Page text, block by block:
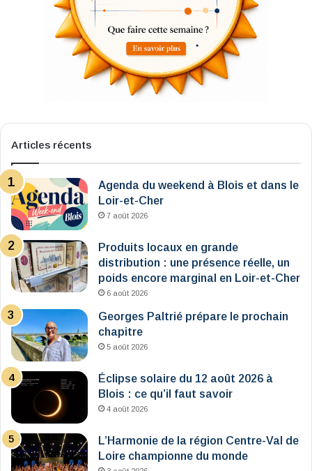
Articles récents
Agenda du weekend à Blois et dans le
Loir-et-Cher
7 août 2026
Produits locaux en grande
distribution : une présence réelle, un
poids encore marginal en Loir-et-Cher
6 août 2026
Georges Paltrié prépare le prochain
chapitre
5 août 2026
Éclipse solaire du 12 août 2026 à
Blois : ce qu’il faut savoir
4 août 2026
L’Harmonie de la région Centre-Val de
Loire championne du monde